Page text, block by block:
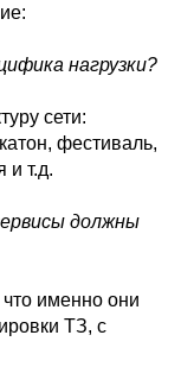
нагрузки?
сети:
фестиваль,
и т.д.
должны
именно они
ТЗ, с